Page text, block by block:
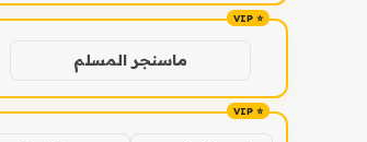
ماسنجر المسلم